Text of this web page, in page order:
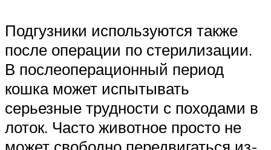
Подгузники используются также
после операции по стерилизации.
В послеоперационный период
кошка может испытывать
серьезные трудности с походами в
лоток. Часто животное просто не